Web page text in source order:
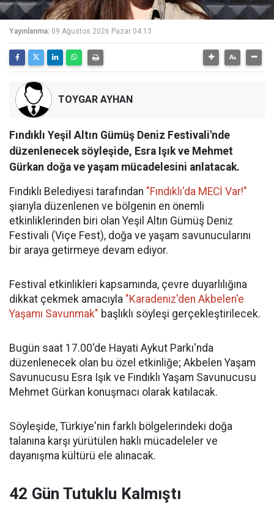
Yayınlanma: 09 Ağustos 2026 Pazar 04:13
TOYGAR AYHAN
Fındıklı Yeşil Altın Gümüş Deniz Festivali'nde
düzenlenecek söyleşide, Esra Işık ve Mehmet
Gürkan doğa ve yaşam mücadelesini anlatacak.
Fındıklı Belediyesi tarafından "Fındıklı'da MECİ Var!"
şiarıyla düzenlenen ve bölgenin en önemli
etkinliklerinden biri olan Yeşil Altın Gümüş Deniz
Festivali (Viçe Fest), doğa ve yaşam savunucularını
bir araya getirmeye devam ediyor.
Festival etkinlikleri kapsamında, çevre duyarlılığına
dikkat çekmek amacıyla "Karadeniz'den Akbelen'e
Yaşamı Savunmak" başlıklı söyleşi gerçekleştirilecek.
Bugün saat 17.00'de Hayati Aykut Parkı'nda
düzenlenecek olan bu özel etkinliğe; Akbelen Yaşam
Savunucusu Esra Işık ve Fındıklı Yaşam Savunucusu
Mehmet Gürkan konuşmacı olarak katılacak.
Söyleşide, Türkiye'nin farklı bölgelerindeki doğa
talanına karşı yürütülen haklı mücadeleler ve
dayanışma kültürü ele alınacak.
42 Gün Tutuklu Kalmıştı